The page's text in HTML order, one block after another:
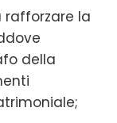
rafforzare la
della